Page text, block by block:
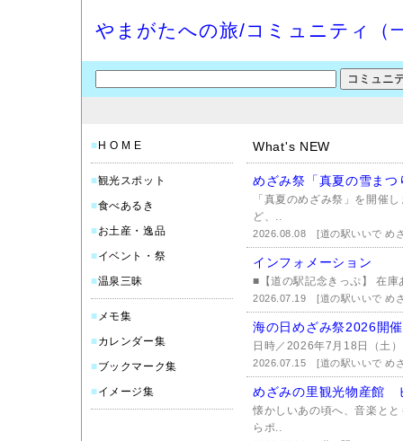
やまがたへの旅/コミュニティ（
■ H O M E
■観光スポット
■食べあるき
■お土産・逸品
■イベント・祭
■温泉三昧
■ メモ集
■カレンダー集
■ブックマーク集
■イメージ集
What's NEW
めざみ祭「真夏の雪ま
「真夏のめざみ祭」を開催
ど、..
2026.08.08[道の駅いいで め
インフォメーション
■【道の駅記念きっぷ】 在庫
2026.07.19[道の駅いいで め
海の日めざみ祭2026開催
日時／2026年7月18日（土
2026.07.15[道の駅いいで め
めざみの里観光物産館
懐かしいあの頃へ、音楽と
らポ..